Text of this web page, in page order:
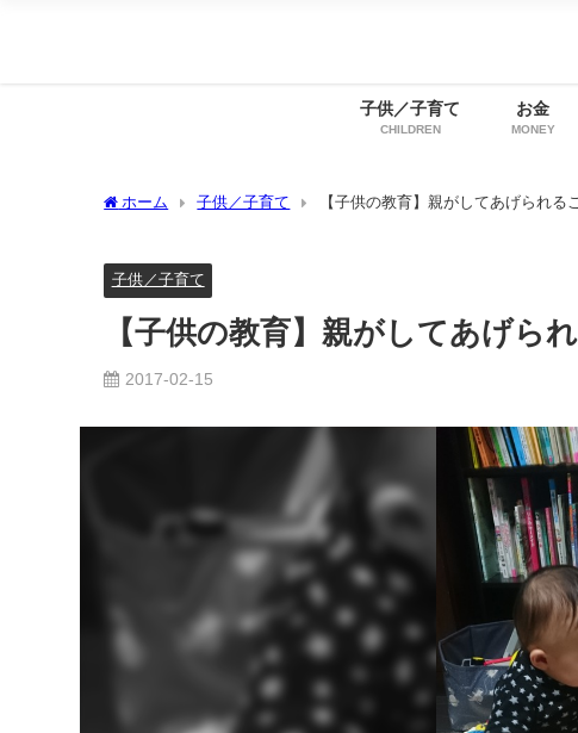
子供／子育て
CHILDREN
お金
MONEY
ホーム 子供／子育て 【子供の教育】親がしてあげられる
子供／子育て
【子供の教育】親がしてあげら
2017-02-15